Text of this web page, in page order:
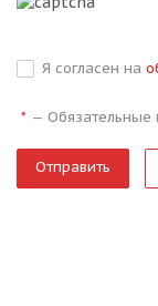
Я согласен на
* — Обязательные